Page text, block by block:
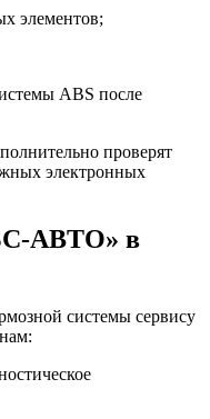
элементов;
ABS после
проверят
электронных
АВТО» в
системы сервису